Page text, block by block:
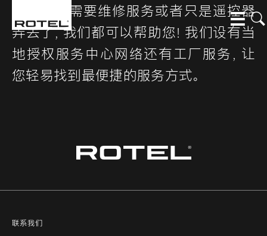
无论您是需要维修服务或者只是遥控器
弄丢了，我们都可以帮助您！我们设有当
地授权服务中心网络还有工厂服务，让
您轻易找到最便捷的服务方式。
联系我们